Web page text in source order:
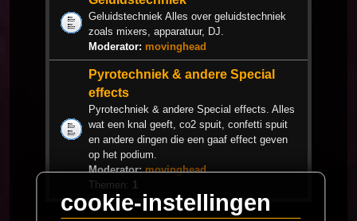
Geluidstechniek Alles over geluidstechniek
zoals mixers, apparatuur, DJ.
Moderator: movinghead
Pyrotechniek & andere Special
effects
Pyrotechniek & andere Special effects. Alles
wat een knal geeft, co2 spuit, confetti spuit
en andere dingen die een gaaf effect geven
op het podium.
Moderator: movinghead
Themen: 1
cookie-instellingen